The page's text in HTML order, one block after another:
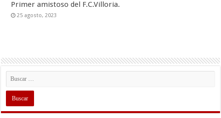
Primer amistoso del F.C.Villoria.
25 agosto, 2023